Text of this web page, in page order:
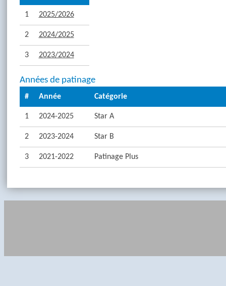
1 2025/2026
2 2024/2025
3 2023/2024
Années de patinage
# Année Catégorie
1 2024-2025 Star A
2 2023-2024 Star B
3 2021-2022 Patinage Plus